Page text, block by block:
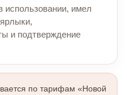
имел
и подтверждение
по тарифам «Новой